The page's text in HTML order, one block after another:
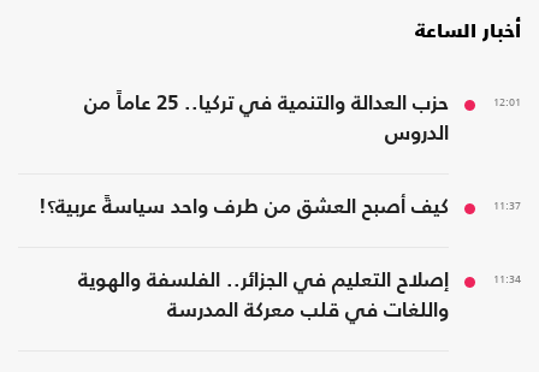
أخبار الساعة
12:01
حزب العدالة والتنمية في تركيا.. 25 عاماً من
الدروس
11:37 كيف أصبح العشق من طرف واحد سياسةً عربية؟!
11:34
إصلاح التعليم في الجزائر.. الفلسفة والهوية
واللغات في قلب معركة المدرسة